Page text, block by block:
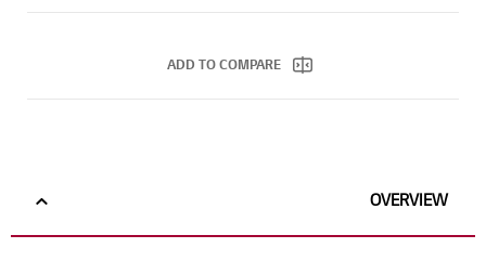
ADD TO COMPARE
OVERVIEW